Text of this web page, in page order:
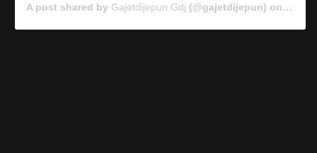
A post shared by Gajetdijepun Gdj (@gajetdijepun) on Jan 7,